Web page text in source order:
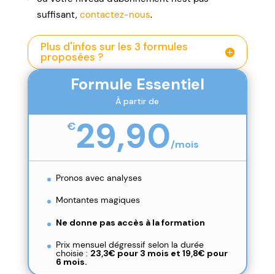
suffisant, contactez-nous.
Plus d'infos sur les 3 formules
proposées ?
Formule Essentiel
À partir de
€29,90/mois
Pronos avec analyses
Montantes magiques
Ne donne pas accès à la formation
Prix mensuel dégressif selon la durée
choisie : 23,3€ pour 3 mois et 19,8€ pour
6 mois.